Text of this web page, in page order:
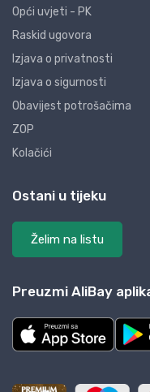
Opći uvjeti - PK
Raskid ugovora
Izjava o privatnosti
Izjava o sigurnosti
Obavijest potrošačima
ZOP
Kolačići
Ostani u tijeku
Želim na listu
Preuzmi AliBay